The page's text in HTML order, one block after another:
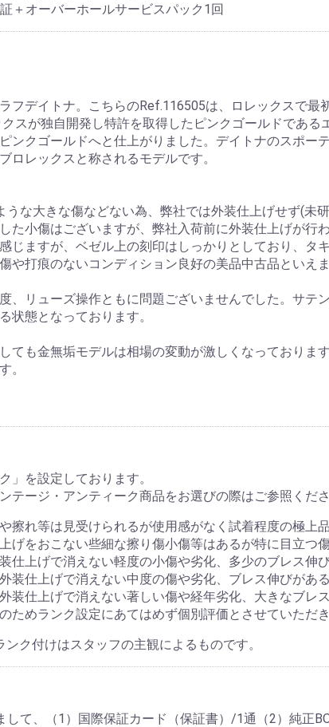
お買い物を続ける カートへ進む
＋オーバーホールサービスパック1回
フデイトナ。こちらのRef.116505は、ロレックスで
スが独自開発し特許を取得したピンクゴールドであ
ンクゴールドへと仕上がりました。デイトナのスポー
ロレックスと称されるモデルです。
な大きな傷などない為、弊社では外装仕上げせず(未
た小傷はございますが、弊社入荷前に外装仕上げが行
じますが、ベゼル上の刻印はしっかりとしており、タ
や打痕のないコンディション良好の美品中古品といえ
、リューズ操作ともに問題ございませんでした。サテ
状態となっております。
ても金無垢モデルは相場の変動が激しくなっておりま
。
」を設定しております。
テージ・アンティーク商品をお選びの際はご参照くだ
擦れ等は見受けられるが使用感がなく試着程度の極上
げをおこない些細な擦り傷小傷等はあるが特に目立つ
仕上げで消えない軽度の小傷や劣化、多少のブレス伸
装仕上げで消えない中度の傷や劣化、ブレス伸びがあ
装仕上げで消えない著しい傷や経年劣化、大きなブレ
ためランク設定にあてはめず個別評価とさせていただ
ク付けはスタッフの主観によるものです。
て、（1）国際保証カード（保証書）/1通（2）純正